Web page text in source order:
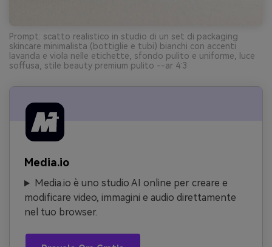
Prompt: scatto realistico in studio di un set di packaging
skincare minimalista (bottiglie e tubi) bianchi con accenti
lavanda e viola nelle etichette, sfondo pulito e uniforme, luce
soffusa, stile beauty premium pulito --ar 4:3
Media.io
Media.io è uno studio AI online per creare e
modificare video, immagini e audio direttamente
nel tuo browser.